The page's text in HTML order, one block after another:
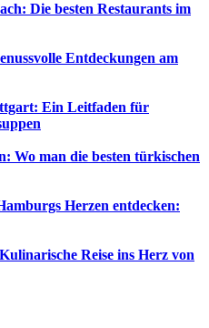
Die besten Restaurants im
Entdeckungen am
Ein Leitfaden für
Wo man die besten türkischen
Herzen entdecken:
Reise ins Herz von